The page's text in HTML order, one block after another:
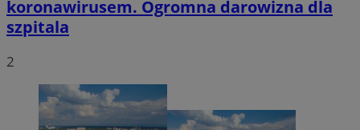
koronawirusem. Ogromna darowizna dla
szpitala
2